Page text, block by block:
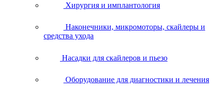
Хирургия и имплантология
Наконечники, микромоторы, скайлеры и
средства ухода
Насадки для скайлеров и пьезо
Оборудование для диагностики и лечения